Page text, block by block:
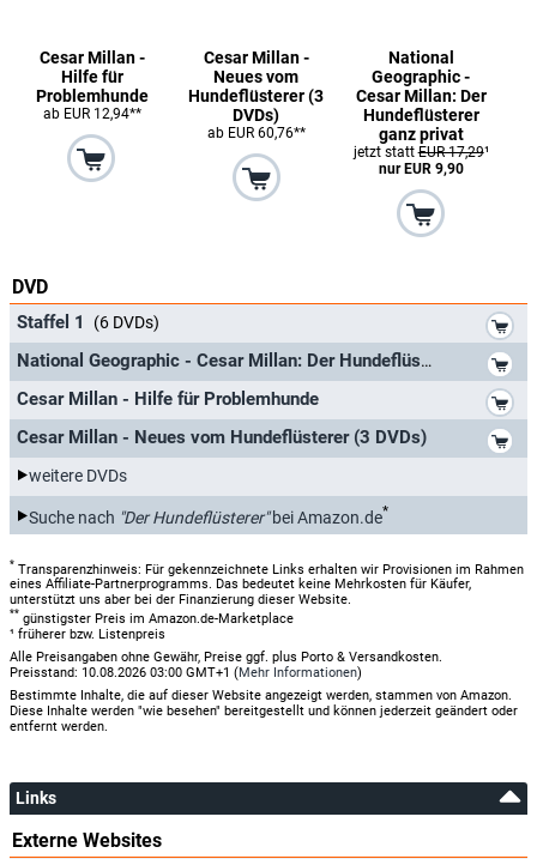
Cesar Millan -
Hilfe für
Problemhunde
ab EUR 12,94**
Cesar Millan -
Neues vom
Hundeflüsterer (3
DVDs)
ab EUR 60,76**
National
Geographic -
Cesar Millan: Der
Hundeflüsterer
ganz privat
jetzt stattEUR 17,29¹
nur EUR 9,90
DVD
Staffel 1 (6 DVDs)
National Geographic - Cesar Millan: Der Hundeflüsterer ganz privat
Cesar Millan - Hilfe für Problemhunde
Cesar Millan - Neues vom Hundeflüsterer (3 DVDs)
weitere DVDs
Suche nach "Der Hundeflüsterer"bei Amazon.de*
* Transparenzhinweis: Für gekennzeichnete Links erhalten wir Provisionen im Rahmen
eines Affiliate-Partnerprogramms. Das bedeutet keine Mehrkosten für Käufer,
unterstützt uns aber bei der Finanzierung dieser Website.
** günstigster Preis im Amazon.de-Marketplace
¹ früherer bzw. Listenpreis
Alle Preisangaben ohne Gewähr, Preise ggf. plus Porto & Versandkosten.
Preisstand: 10.08.2026 03:00 GMT+1 (Mehr Informationen)
Bestimmte Inhalte, die auf dieser Website angezeigt werden, stammen von Amazon.
Diese Inhalte werden "wie besehen" bereitgestellt und können jederzeit geändert oder
entfernt werden.
Links
Externe Websites